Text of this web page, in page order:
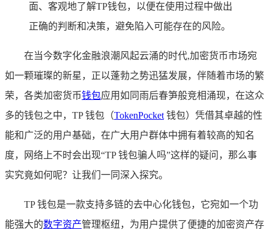
面、客观地了解TP钱包，以便在使用过程中做出
正确的判断和决策，避免陷入可能存在的风险。
在当今数字化金融浪潮风起云涌的时代,加密货币市场宛
如一颗璀璨的新星，正以蓬勃之势迅猛发展，伴随着市场的繁
荣，各类加密货币钱包应用如同雨后春笋般竞相涌现，在这众
多的钱包之中，TP 钱包（TokenPocket 钱包）凭借其卓越的性
能和广泛的用户基础，在广大用户群体中拥有着较高的知名
度，网络上不时会出现“TP 钱包骗人吗”这样的疑问，那么事
实究竟如何呢？让我们一同深入探究。
TP 钱包是一款支持多链的去中心化钱包，它宛如一个功
能强大的数字资产管理枢纽，为用户提供了便捷的加密资产存